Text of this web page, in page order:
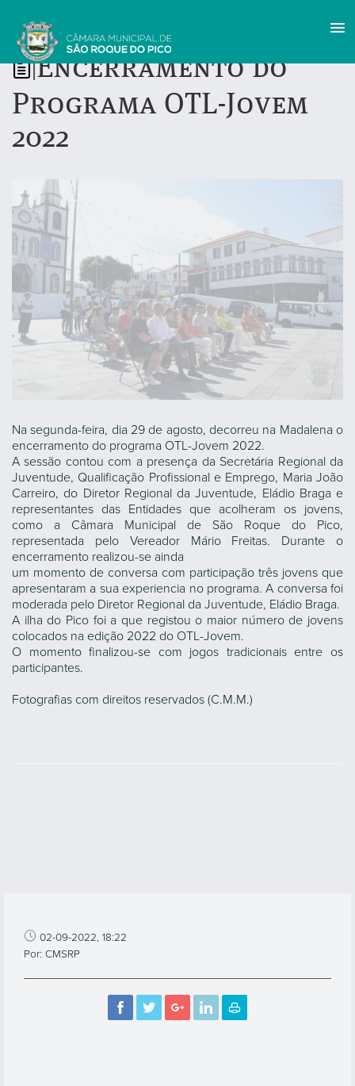
Encerramento do
Programa OTL-Jovem
2022
Na segunda-feira, dia 29 de agosto, decorreu na Madalena o
encerramento do programa OTL-Jovem 2022.
A sessão contou com a presença da Secretária Regional da
Juventude, Qualificação Profissional e Emprego, Maria João
Carreiro, do Diretor Regional da Juventude, Eládio Braga e
representantes das Entidades que acolheram os jovens,
como a Câmara Municipal de São Roque do Pico,
representada pelo Vereador Mário Freitas. Durante o
encerramento realizou-se ainda
um momento de conversa com participação três jovens que
apresentaram a sua experiencia no programa. A conversa foi
moderada pelo Diretor Regional da Juventude, Eládio Braga.
A ilha do Pico foi a que registou o maior número de jovens
colocados na edição 2022 do OTL-Jovem.
O momento finalizou-se com jogos tradicionais entre os
participantes.
Fotografias com direitos reservados (C.M.M.)
02-09-2022, 18:22
Por: CMSRP